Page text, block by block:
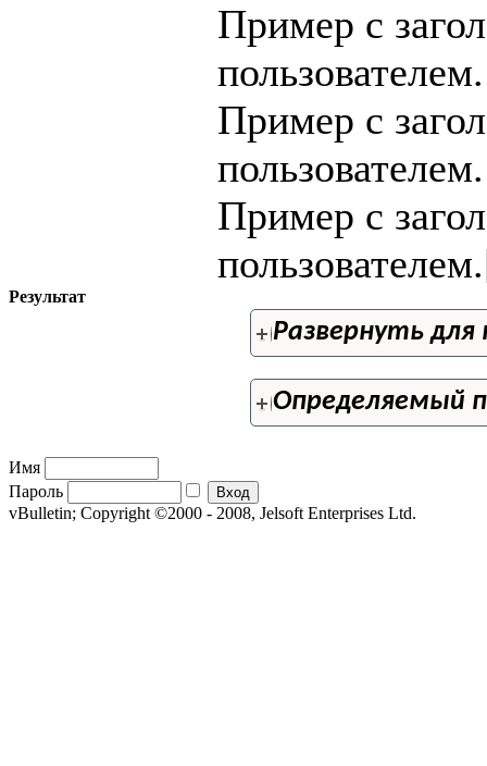
Пример с
пользователем.
Пример с
пользователем.
Пример с
Результат
Развернуть
Определяемый
Имя
Пароль
vBulletin; Copyright ©2000 - 2008, Jelsoft Enterprises Ltd.